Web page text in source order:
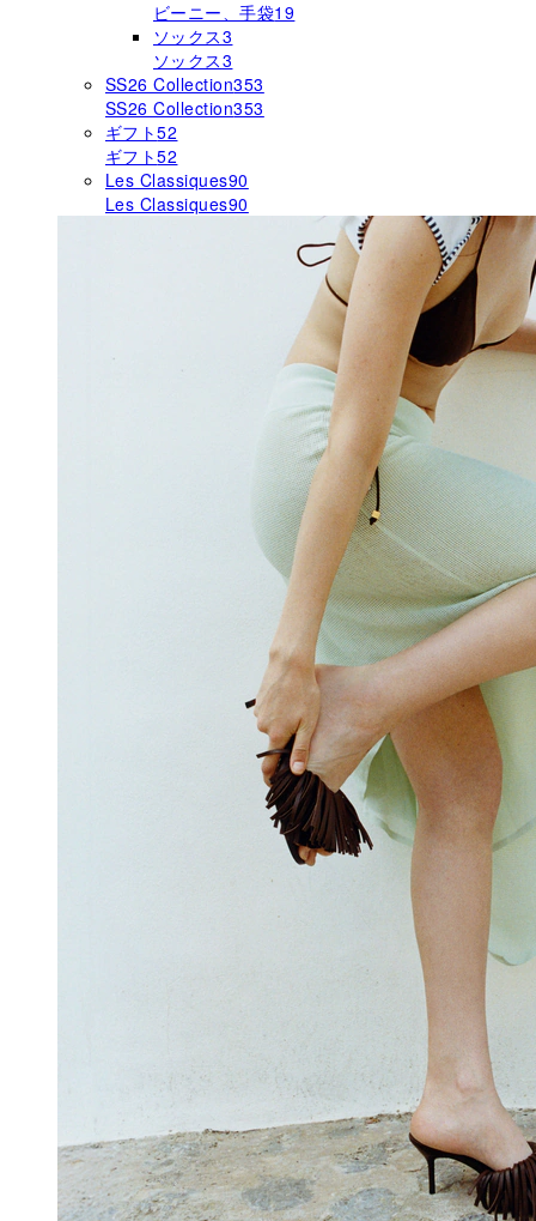
ビーニー、手袋19
ソックス3
ソックス3
SS26 Collection353
SS26 Collection353
ギフト52
ギフト52
Les Classiques90
Les Classiques90